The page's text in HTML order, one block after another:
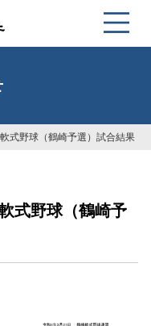
野球（鶴崎予選）試合結果
式野球（鶴崎予